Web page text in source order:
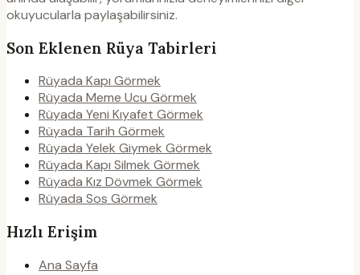
okuyucularla paylaşabilirsiniz.
Son Eklenen Rüya Tabirleri
Rüyada Kapı Görmek
Rüyada Meme Ucu Görmek
Rüyada Yeni Kıyafet Görmek
Rüyada Tarih Görmek
Rüyada Yelek Giymek Görmek
Rüyada Kapı Silmek Görmek
Rüyada Kız Dövmek Görmek
Rüyada Sos Görmek
Hızlı Erişim
Ana Sayfa